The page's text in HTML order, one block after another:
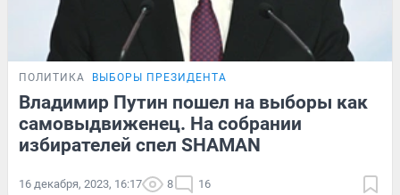
ПОЛИТИКА ВЫБОРЫ ПРЕЗИДЕНТА
Владимир Путин пошел на выборы как
самовыдвиженец. На собрании
избирателей спел SHAMAN
16 декабря, 2023, 16:17 8 16